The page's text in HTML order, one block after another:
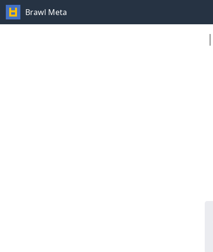
Brawl Meta